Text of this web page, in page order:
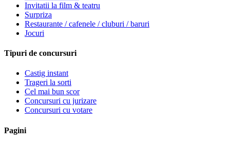
Invitatii la film & teatru
Surpriza
Restaurante / cafenele / cluburi / baruri
Jocuri
Tipuri de concursuri
Castig instant
Trageri la sorti
Cel mai bun scor
Concursuri cu jurizare
Concursuri cu votare
Pagini